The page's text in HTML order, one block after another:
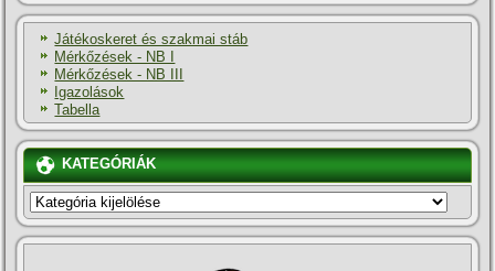
Játékoskeret és szakmai stáb
Mérkőzések - NB I
Mérkőzések - NB III
Igazolások
Tabella
KATEGÓRIÁK
KATEGÓRIÁK